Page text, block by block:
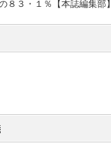
８３・１％【本誌編集部】